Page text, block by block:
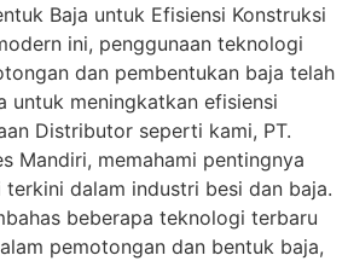
Baja untuk Efisiensi Konstruksi
ini, penggunaan teknologi
dan pembentukan baja telah
untuk meningkatkan efisiensi
Distributor seperti kami, PT.
Mandiri, memahami pentingnya
dalam industri besi dan baja.
beberapa teknologi terbaru
pemotongan dan bentuk baja,